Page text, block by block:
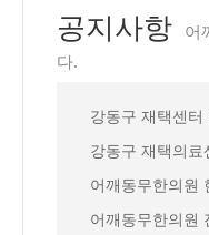
공지사항 어
다.
강동구 재택센터
강동구 재택의
어깨동무한의원
어깨동무한의원